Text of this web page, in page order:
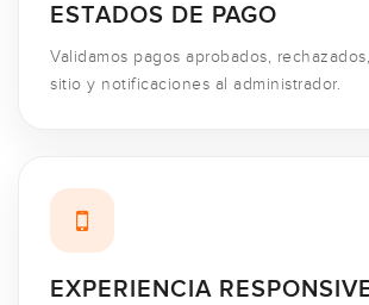
ESTADOS DE PAGO
Validamos pagos aprobados,
sitio y notificaciones al administrador.
EXPERIENCIA